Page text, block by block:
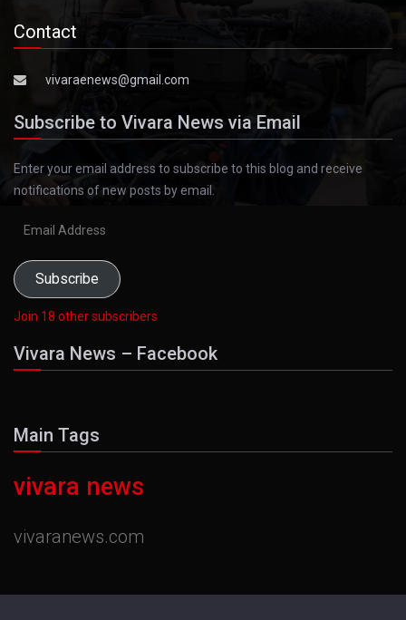
Contact
vivaraenews@gmail.com
Subscribe to Vivara News via Email
Enter your email address to subscribe to this blog and receive
notifications of new posts by email.
Subscribe
Join 18 other subscribers
Vivara News – Facebook
Main Tags
vivara news
vivaranews.com